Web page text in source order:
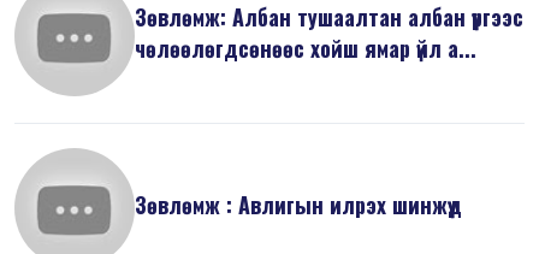
Зөвлөмж: Албан тушаалтан албан үүргээс
чөлөөлөгдсөнөөс хойш ямар үйл а...
Зөвлөмж : Авлигын илрэх шинжүүд